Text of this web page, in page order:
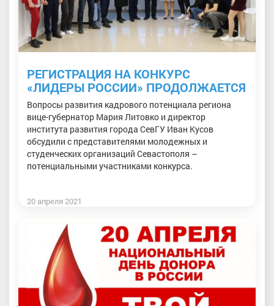
РЕГИСТРАЦИЯ НА КОНКУРС
«ЛИДЕРЫ РОССИИ» ПРОДОЛЖАЕТСЯ
Вопросы развития кадрового потенциала региона
вице-губернатор Мария Литовко и директор
института развития города СевГУ Иван Кусов
обсудили с представителями молодежных и
студенческих организаций Севастополя –
потенциальными участниками конкурса.
20 апреля 2021